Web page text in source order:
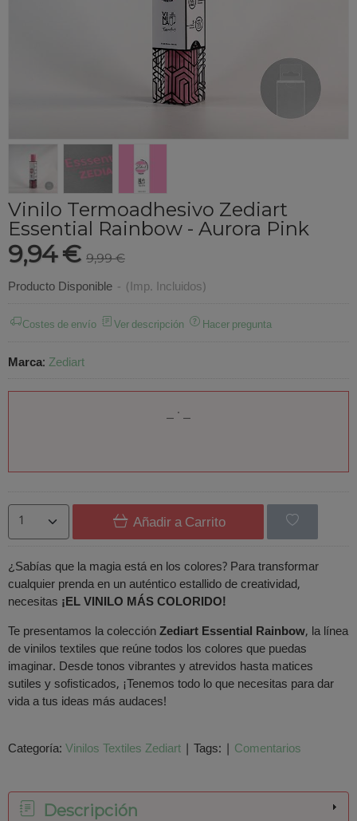
Vinilo Termoadhesivo Zediart
Essential Rainbow - Aurora Pink
9,94 € 9,99 €
Producto Disponible - (Imp. Incluidos)
Costes de envío Ver descripción Hacer pregunta
Marca:Zediart
Añadir a Carrito
¿Sabías que la magia está en los colores? Para transformar
cualquier prenda en un auténtico estallido de creatividad,
necesitas ¡EL VINILO MÁS COLORIDO!
Te presentamos la colecciónZediartEssential Rainbow, la línea
de vinilos textiles que reúne todos los colores que puedas
imaginar. Desde tonos vibrantes y atrevidos hasta matices
sutiles y sofisticados, ¡Tenemos todo lo que necesitas para dar
vida a tus ideas más audaces!
Categoría:Vinilos Textiles Zediart | Tags: | Comentarios
Descripción